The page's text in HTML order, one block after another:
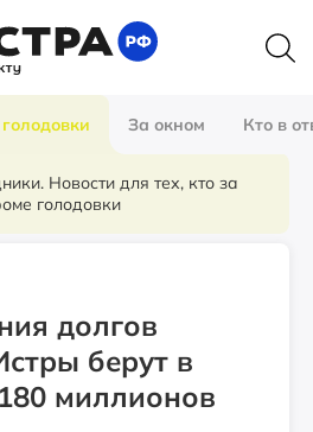
За окном Кто в
Новости для тех, кто за
голодовки
долгов
берут в
миллионов